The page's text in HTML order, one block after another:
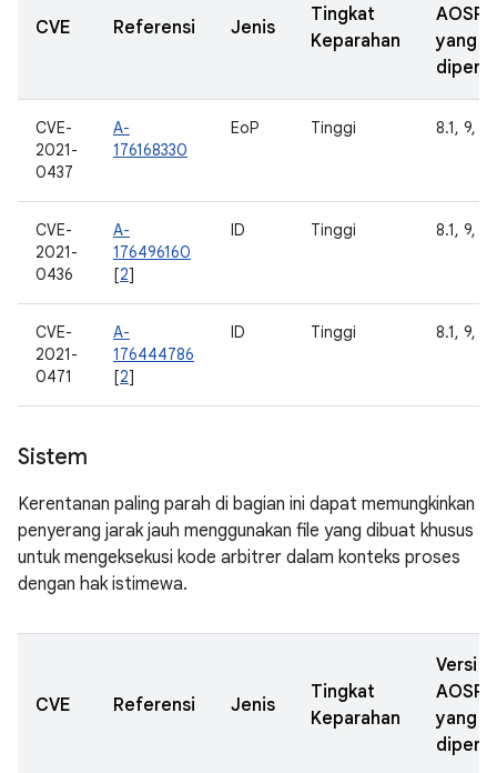
CVE Referensi Jenis
Tingkat
Keparahan
AOSP
yang
CVE-
2021-
0437
A-
176168330
EoP Tinggi 8.1, 9,
CVE-
2021-
0436
A-
176496160
[2]
ID Tinggi 8.1, 9,
CVE-
2021-
0471
A-
176444786
[2]
ID Tinggi 8.1, 9,
Sistem
Kerentanan paling parah di bagian ini dapat memungkinkan
penyerang jarak jauh menggunakan file yang dibuat khusus
untuk mengeksekusi kode arbitrer dalam konteks proses
dengan hak istimewa.
CVE Referensi Jenis
Tingkat
Keparahan
Versi
AOSP
yang